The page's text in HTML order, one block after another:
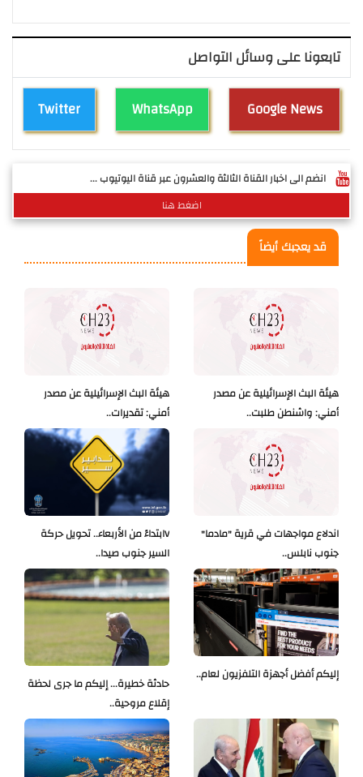
تابعونا على وسائل التواصل
Twitter WhatsApp Google News
انضم الى اخبار القناة الثالثة والعشرون عبر قناة اليوتيوب ...
اضغط هنا
قد يعجبك أيضاً
هيئة البث الإسرائيلية عن مصدر
أمني: تقديرات..
هيئة البث الإسرائيلية عن مصدر
أمني: واشنطن طلبت..
Vابتداءً من الأربعاء.. تحويل حركة
السير جنوب صيدا..
اندلاع مواجهات في قرية "مادما"
جنوب نابلس..
حادثة خطيرة... إليكم ما جرى لحظة
إقلاع مروحية..
إليكم أفضل أجهزة التلفزيون لعام..